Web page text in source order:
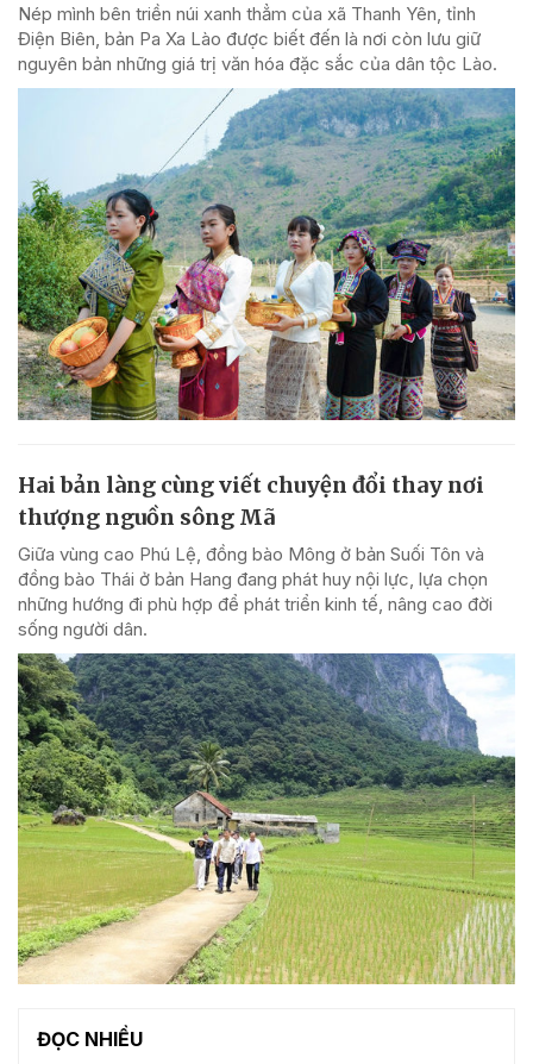
Nép mình bên triền núi xanh thẳm của xã Thanh Yên, tỉnh
Điện Biên, bản Pa Xa Lào được biết đến là nơi còn lưu giữ
nguyên bản những giá trị văn hóa đặc sắc của dân tộc Lào.
Hai bản làng cùng viết chuyện đổi thay nơi
thượng nguồn sông Mã
Giữa vùng cao Phú Lệ, đồng bào Mông ở bản Suối Tôn và
đồng bào Thái ở bản Hang đang phát huy nội lực, lựa chọn
những hướng đi phù hợp để phát triển kinh tế, nâng cao đời
sống người dân.
ĐỌC NHIỀU